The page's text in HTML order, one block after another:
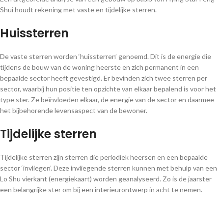
Shui houdt rekening met vaste en tijdelijke sterren.
Huissterren
De vaste sterren worden ‘huissterren’ genoemd. Dit is de energie die
tijdens de bouw van de woning heerste en zich permanent in een
bepaalde sector heeft gevestigd. Er bevinden zich twee sterren per
sector, waarbij hun positie ten opzichte van elkaar bepalend is voor het
type ster. Ze beïnvloeden elkaar, de energie van de sector en daarmee
het bijbehorende levensaspect van de bewoner.
Tijdelijke sterren
Tijdelijke sterren zijn sterren die periodiek heersen en een bepaalde
sector ‘invliegen’. Deze invliegende sterren kunnen met behulp van een
Lo Shu vierkant (energiekaart) worden geanalyseerd. Zo is de jaarster
een belangrijke ster om bij een interieurontwerp in acht te nemen.